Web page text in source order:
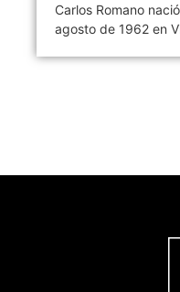
Carlos Romano
agosto de 1962 en